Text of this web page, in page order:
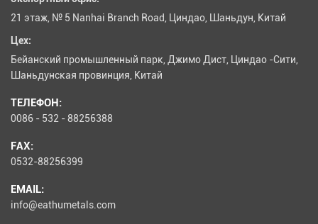
21 этаж, № 5 Nanhai Branch Road, Циндао, Шаньдун, Китай
Цех:
Бейанский промышленный парк, Джимо Дист, Циндао -Сити,
Шаньдунская провинция, Китай
ТЕЛЕФОН:
0086 - 532 - 88256388
FAX:
0532-88256399
EMAIL:
info@eathumetals.com